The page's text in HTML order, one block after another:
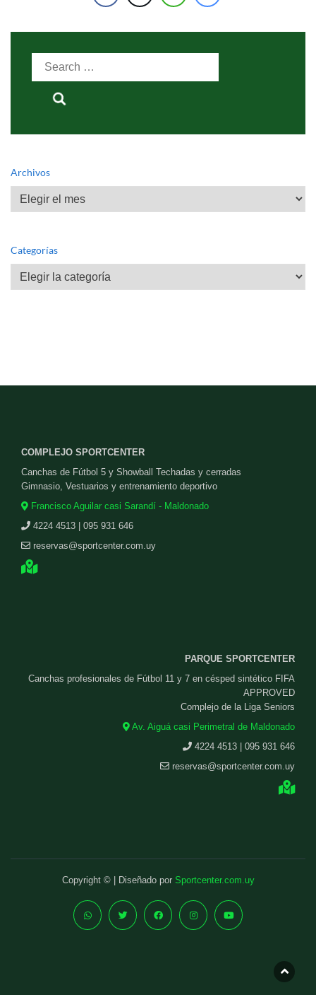
Search
Archivos
Archivos
Categorías
Categorías
COMPLEJO SPORTCENTER
Canchas de Fútbol 5 y Showball Techadas y cerradas
Gimnasio, Vestuarios y entrenamiento deportivo
Francisco Aguilar casi Sarandí - Maldonado
4224 4513 | 095 931 646
reservas@sportcenter.com.uy
PARQUE SPORTCENTER
Canchas profesionales de Fútbol 11 y 7 en césped sintético FIFA
APPROVED
Complejo de la Liga Seniors
Av. Aiguá casi Perimetral de Maldonado
4224 4513 | 095 931 646
reservas@sportcenter.com.uy
Copyright © | Diseñado por Sportcenter.com.uy